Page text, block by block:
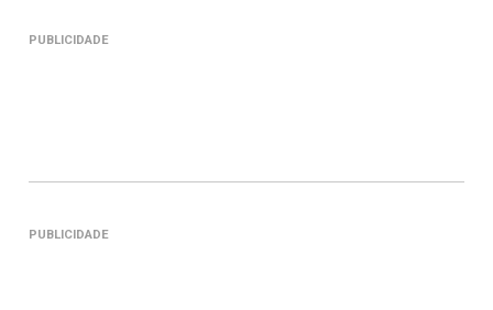
PUBLICIDADE
PUBLICIDADE